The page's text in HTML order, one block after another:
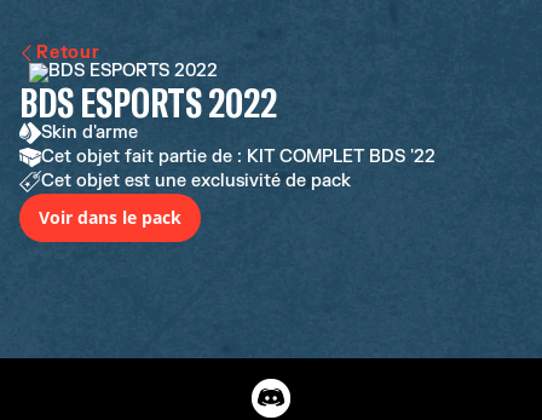
Retour
BDS ESPORTS 2022
Skin d'arme
Cet objet fait partie de : KIT COMPLET BDS '22
Cet objet est une exclusivité de pack
Voir dans le pack